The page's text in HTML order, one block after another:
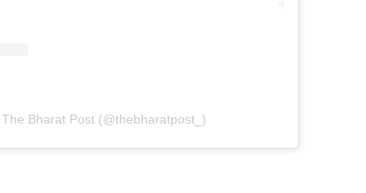
Bharat Post (@thebharatpost_)